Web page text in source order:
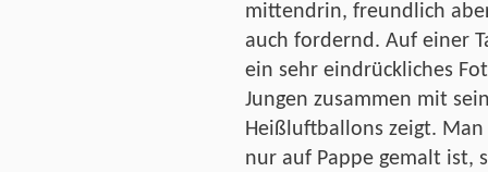
mittendrin, freundlich
auch fordernd. Auf einer
ein sehr eindrückliches
Jungen zusammen mit
Heißluftballons zeigt.
nur auf Pappe gemalt ist,